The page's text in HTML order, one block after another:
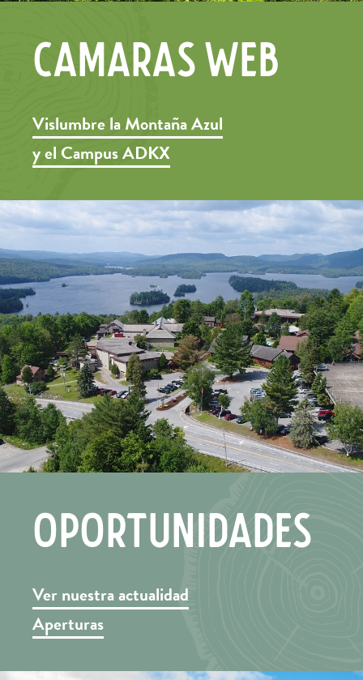
CÁMARAS WEB
Vislumbre la Montaña Azul
y el Campus ADKX
OPORTUNIDADES
Ver nuestra actualidad
Aperturas